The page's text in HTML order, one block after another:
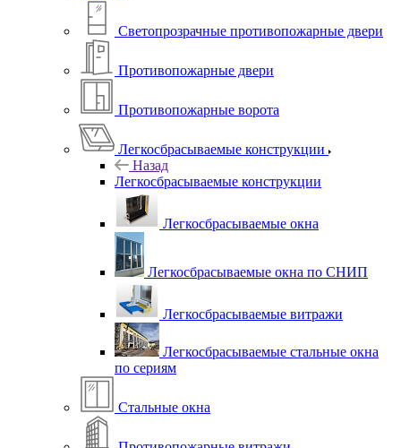
Светопрозрачные противопожарные двери
Противопожарные двери
Противопожарные ворота
Легкосбрасываемые конструкции
Назад
Легкосбрасываемые конструкции
Легкосбрасываемые окна
Легкосбрасываемые окна по СНИП
Легкосбрасываемые витражи
Легкосбрасываемые стальные окна
по сериям
Стальные окна